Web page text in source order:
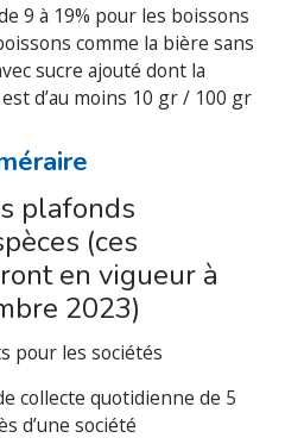
9 à 19% pour les boissons
comme la bière sans
sucre ajouté dont la
d’au moins 10 gr / 100 gr
plafonds
(ces
en vigueur à
2023)
pour les sociétés
collecte quotidienne de 5
d’une société